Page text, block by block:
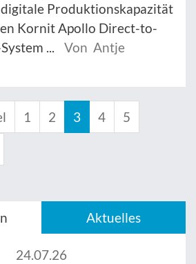
Produktionskapazität
Kornit Apollo Direct-to-
...
Von Antje
1 2 3 4 5
Aktuelles
24.07.26